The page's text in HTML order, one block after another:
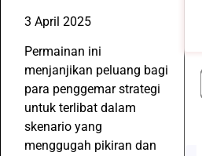
3 April 2025
Permainan ini
menjanjikan peluang bagi
para penggemar strategi
untuk terlibat dalam
skenario yang
menggugah pikiran dan